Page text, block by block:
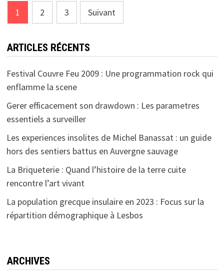
Pagination
des
publications
1 2 3 Suivant
ARTICLES RÉCENTS
Festival Couvre Feu 2009 : Une programmation rock qui
enflamme la scene
Gerer efficacement son drawdown : Les parametres
essentiels a surveiller
Les experiences insolites de Michel Banassat : un guide
hors des sentiers battus en Auvergne sauvage
La Briqueterie : Quand l’histoire de la terre cuite
rencontre l’art vivant
La population grecque insulaire en 2023 : Focus sur la
répartition démographique à Lesbos
ARCHIVES